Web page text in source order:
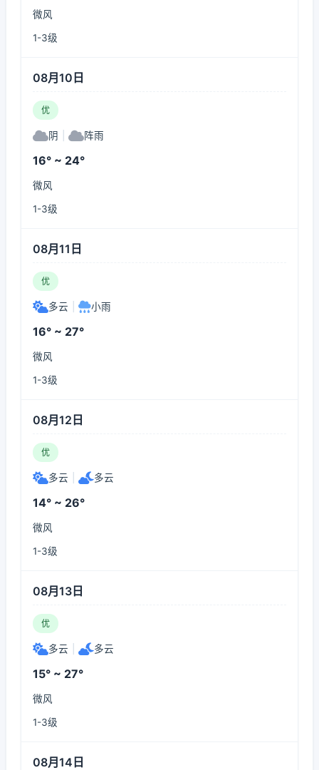
微风
1-3级
08月10日
优
阴 阵雨
16° ~ 24°
微风
1-3级
08月11日
优
多云 小雨
16° ~ 27°
微风
1-3级
08月12日
优
多云 多云
14° ~ 26°
微风
1-3级
08月13日
优
多云 多云
15° ~ 27°
微风
1-3级
08月14日